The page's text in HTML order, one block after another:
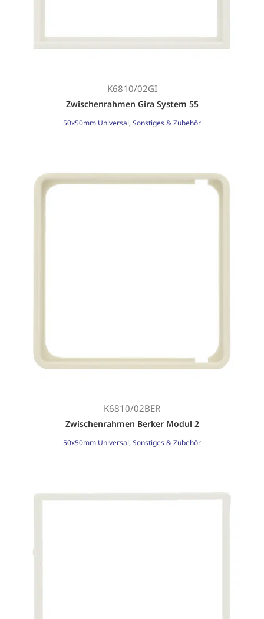
K6810/02GI
Zwischenrahmen Gira System 55
50x50mm Universal, Sonstiges & Zubehör
K6810/02BER
Zwischenrahmen Berker Modul 2
50x50mm Universal, Sonstiges & Zubehör